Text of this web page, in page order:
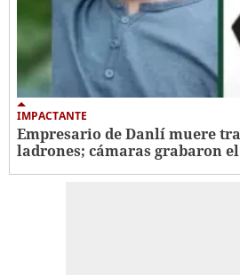
IMPACTANTE
Empresario de Danlí muere
ladrones; cámaras grabaron